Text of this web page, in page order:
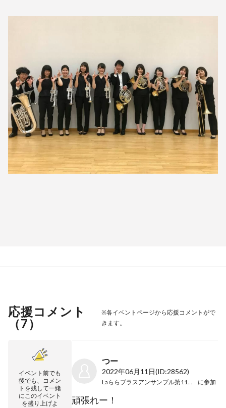
応援コメント
（7）
※各イベントページから応援コメントがで
きます。
イベント前でも
後でも、コメン
トを残して一緒
にこのイベント
を盛り上げよ
つー
2022年06月11日(ID:28562)
に参加
頑張れー！